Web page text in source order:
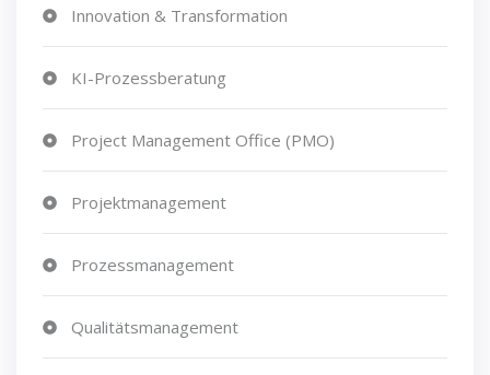
Innovation & Transformation
KI-Prozessberatung
Project Management Office (PMO)
Projektmanagement
Prozessmanagement
Qualitätsmanagement